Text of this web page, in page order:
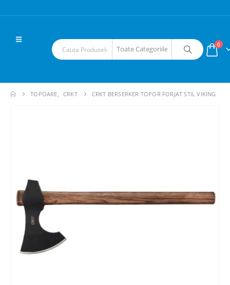
0
TOPOARE, CRKT CRKT BERSERKER TOPOR FORJAT STIL VIKING